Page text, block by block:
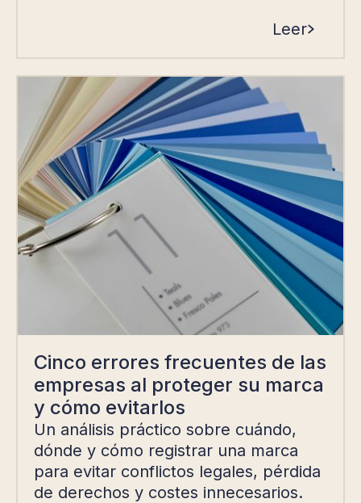
Leer
Cinco errores frecuentes de las
empresas al proteger su marca
y cómo evitarlos
Un análisis práctico sobre cuándo,
dónde y cómo registrar una marca
para evitar conflictos legales, pérdida
de derechos y costes innecesarios.